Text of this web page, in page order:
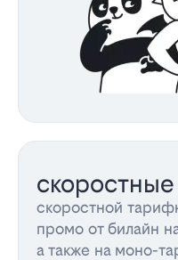
скоростной
промо от билайн
а также на моно-